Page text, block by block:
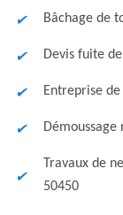
Bâchage de
Devis fuite
Entreprise
Travaux de
50450